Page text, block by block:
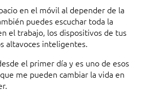
en el móvil al depender de la
puedes escuchar toda la
el trabajo, los dispositivos de tus
altavoces inteligentes.
el primer día y es uno de esos
me pueden cambiar la vida en